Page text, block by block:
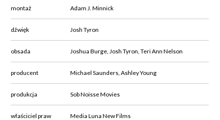
montaż Adam J. Minnick
dźwięk Josh Tyron
obsada Joshua Burge, Josh Tyron, Teri Ann Nelson
producent Michael Saunders, Ashley Young
produkcja Sob Noisse Movies
właściciel praw Media Luna New Films